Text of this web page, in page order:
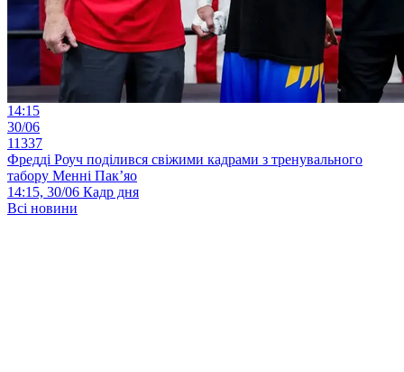
14:15
30/06
11337
Фредді Роуч поділився свіжими кадрами з тренувального
табору Менні Пак’яо
14:15, 30/06 Кадр дня
Всі новини